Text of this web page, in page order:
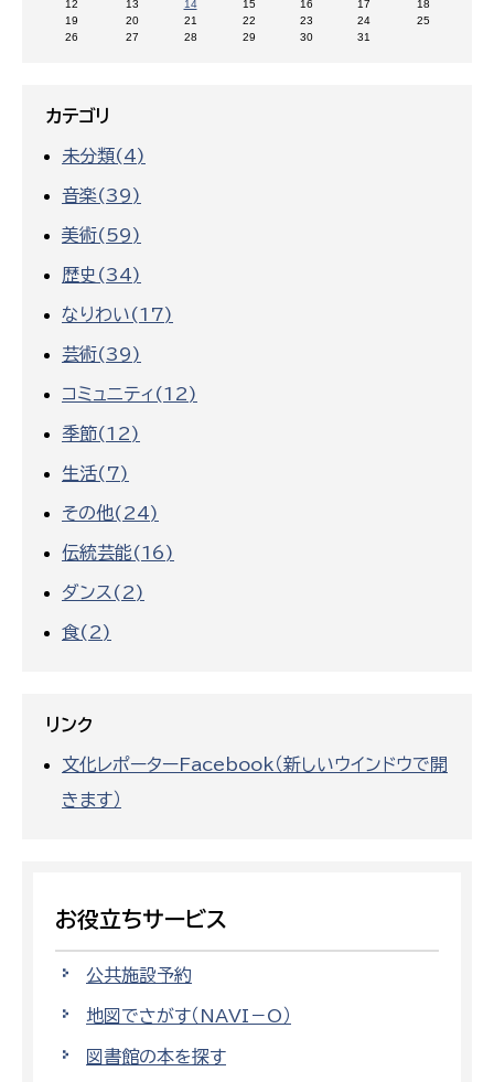
12
13 14 15 16 17
18
19
20 21 22 23 24
25
26
27 28 29 30 31
カテゴリ
未分類(4)
音楽(39)
美術(59)
歴史(34)
なりわい(17)
芸術(39)
コミュニティ(12)
季節(12)
生活(7)
その他(24)
伝統芸能(16)
ダンス(2)
食(2)
リンク
文化レポーターFacebook（新しいウインドウで開
きます）
お役立ちサービス
公共施設予約
地図でさがす（NAVI－O）
図書館の本を探す